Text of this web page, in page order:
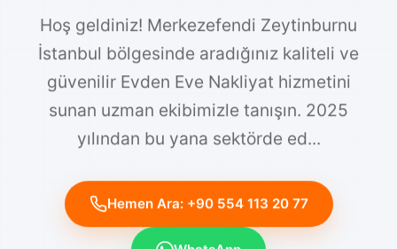
İstanbul bölgesinde aradığınız kaliteli ve
güvenilir Evden Eve Nakliyat hizmetini
sunan uzman ekibimizle tanışın. 2025
yılından bu yana sektörde ed...